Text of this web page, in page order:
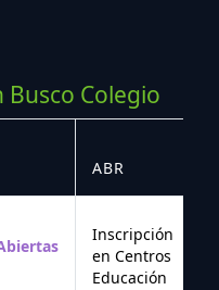
Busco Colegio
ABR
Inscripción
en Centros
Educación